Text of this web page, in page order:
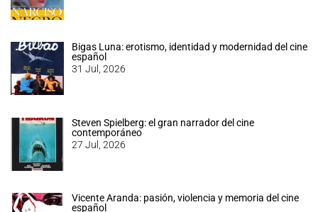
Bigas Luna: erotismo, identidad y modernidad del cine
español
31 Jul, 2026
Steven Spielberg: el gran narrador del cine
contemporáneo
27 Jul, 2026
Vicente Aranda: pasión, violencia y memoria del cine
español